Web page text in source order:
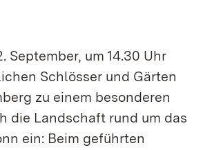
September, um 14.30 Uhr
Schlösser und Gärten
zu einem besonderen
die Landschaft rund um das
ein: Beim geführten